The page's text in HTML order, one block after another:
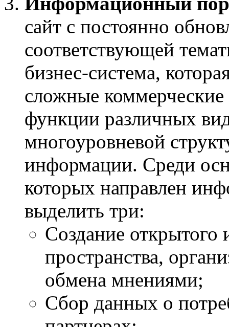
сайт с постоянно
соответствующей
бизнес-система,
сложные коммерческие
функции различных
многоуровневой
информации. Среди
которых направлен
выделить три:
Создание
пространства,
обмена мнениями;
Сбор данных о